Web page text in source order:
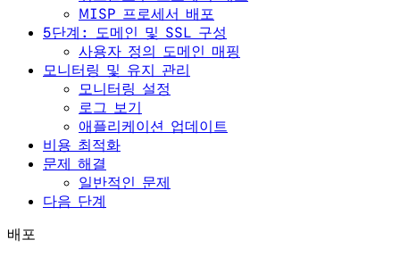
MISP 프로세서 배포
5단계: 도메인 및 SSL 구성
사용자 정의 도메인 매핑
모니터링 및 유지 관리
모니터링 설정
로그 보기
애플리케이션 업데이트
비용 최적화
문제 해결
일반적인 문제
다음 단계
배포